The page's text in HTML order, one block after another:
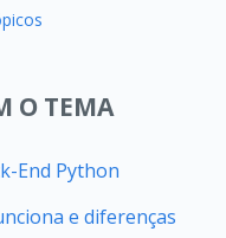
O TEMA
End Python
e diferenças